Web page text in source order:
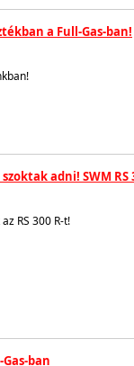
a Full-Gas-ban!
adni! SWM RS
RS 300 R-t!
ban